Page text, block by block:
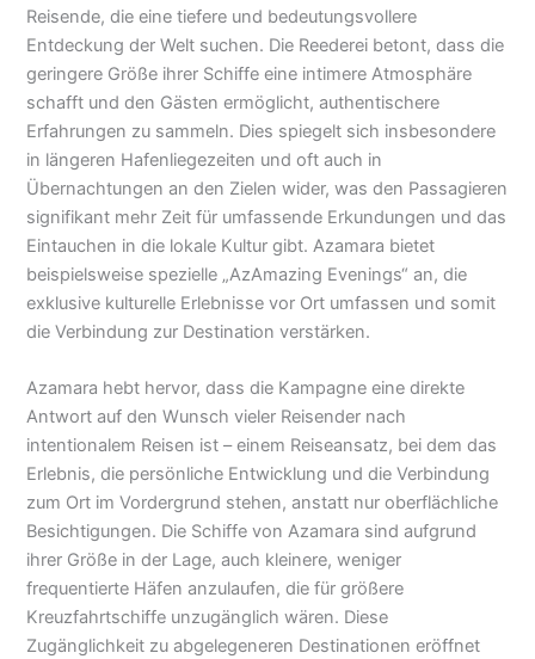
Reisende, die eine tiefere und bedeutungsvollere
Entdeckung der Welt suchen. Die Reederei betont, dass die
geringere Größe ihrer Schiffe eine intimere Atmosphäre
schafft und den Gästen ermöglicht, authentischere
Erfahrungen zu sammeln. Dies spiegelt sich insbesondere
in längeren Hafenliegezeiten und oft auch in
Übernachtungen an den Zielen wider, was den Passagieren
signifikant mehr Zeit für umfassende Erkundungen und das
Eintauchen in die lokale Kultur gibt. Azamara bietet
beispielsweise spezielle „AzAmazing Evenings“ an, die
exklusive kulturelle Erlebnisse vor Ort umfassen und somit
die Verbindung zur Destination verstärken.
Azamara hebt hervor, dass die Kampagne eine direkte
Antwort auf den Wunsch vieler Reisender nach
intentionalem Reisen ist – einem Reiseansatz, bei dem das
Erlebnis, die persönliche Entwicklung und die Verbindung
zum Ort im Vordergrund stehen, anstatt nur oberflächliche
Besichtigungen. Die Schiffe von Azamara sind aufgrund
ihrer Größe in der Lage, auch kleinere, weniger
frequentierte Häfen anzulaufen, die für größere
Kreuzfahrtschiffe unzugänglich wären. Diese
Zugänglichkeit zu abgelegeneren Destinationen eröffnet